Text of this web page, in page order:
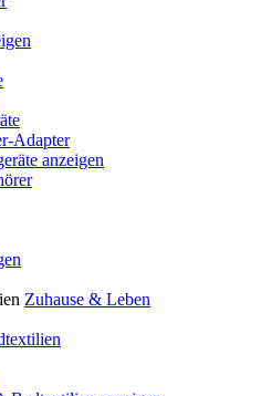
Adapter
anzeigen
Zuhause & Leben